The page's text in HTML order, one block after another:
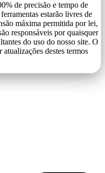
de precisão e tempo de
estarão livres de
máxima permitida por lei,
responsáveis ​​por quaisquer
do uso do nosso site. O
destes termos